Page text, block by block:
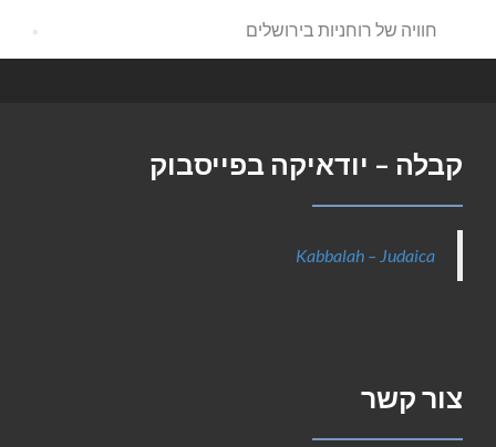
חוויה של רוחניות בירושלים
קבלה – יודאיקה בפייסבוק
Kabbalah – Judaica
צור קשר